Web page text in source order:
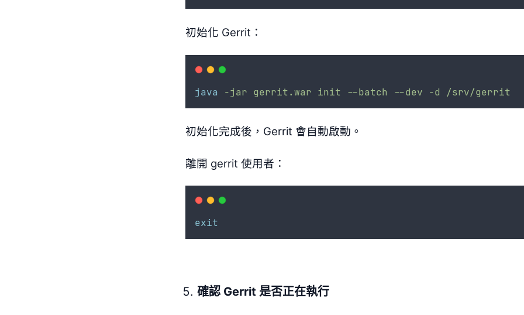
初始化 Gerrit：
java -jar gerrit.war init --batch --dev -d /srv/gerrit
初始化完成後，Gerrit 會自動啟動。
離開 gerrit 使用者：
exit
確認 Gerrit 是否正在執行